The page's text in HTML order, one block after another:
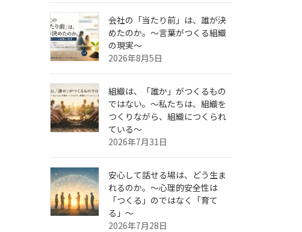
会社の「当たり前」は、誰が決
めたのか。〜言葉がつくる組織
の現実〜
2026年8月5日
組織は、「誰か」がつくるもの
ではない。〜私たちは、組織を
つくりながら、組織につくられ
ている〜
2026年7月31日
安心して話せる場は、どう生ま
れるのか。〜心理的安全性は
「つくる」のではなく「育て
る」〜
2026年7月28日